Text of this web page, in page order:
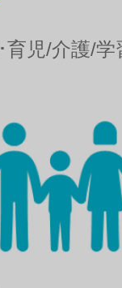
育児/介護/